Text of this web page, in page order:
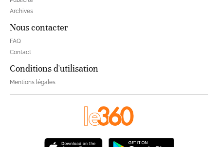
Archives
Nous contacter
FAQ
Contact
Conditions d'utilisation
Mentions légales